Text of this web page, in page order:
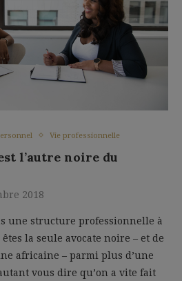
Vie professionnelle
l’autre noire du
2018
une structure professionnelle à
la seule avocate noire – et de
africaine – parmi plus d’une
vous dire qu’on a vite fait